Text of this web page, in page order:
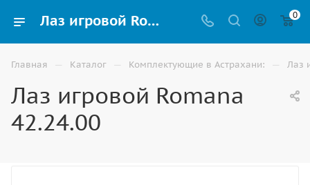
Лаз игровой Romana 42.24.00 для детской или спортивной площадки купить в Астрахани | ВИНКО 0
Главная — Каталог — Комплектующие в Астрахани: — Лаз
Лаз игровой Romana
42.24.00